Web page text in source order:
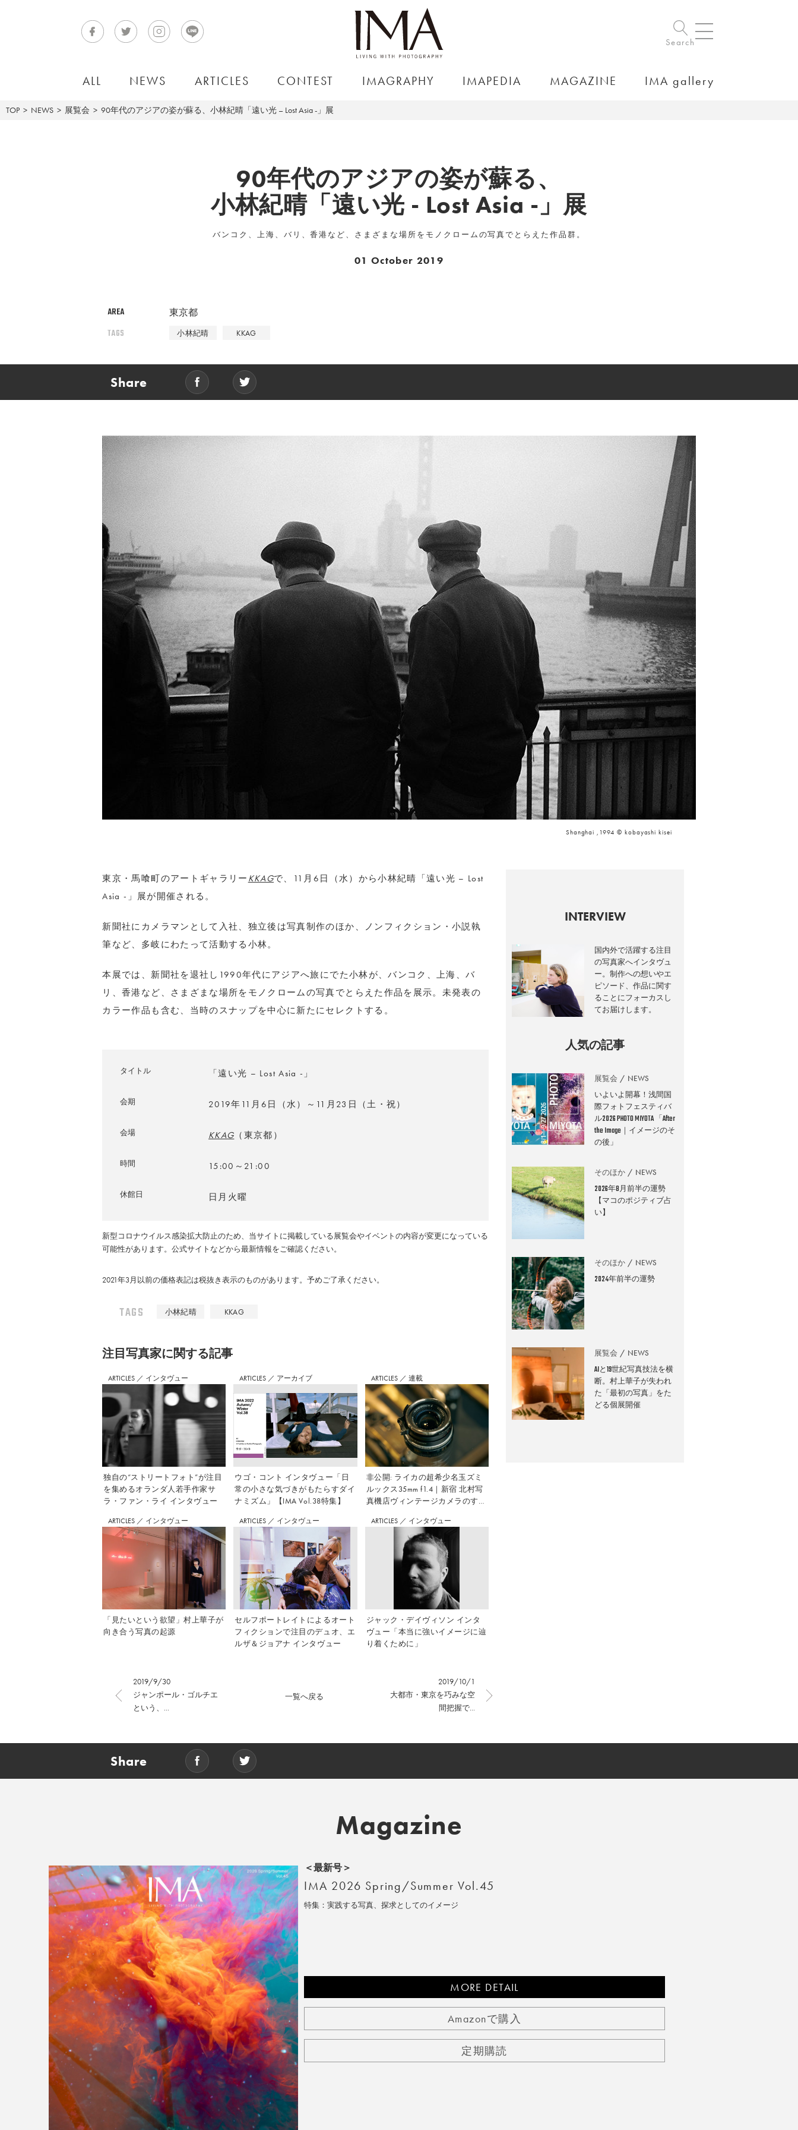
Search
ALL NEWS ARTICLES CONTEST IMAGRAPHY IMAPEDIA MAGAZINE IMA gallery
TOP NEWS 展覧会 90年代のアジアの姿が蘇る、小林紀晴「遠い光 – Lost Asia -」展
90年代のアジアの姿が蘇る、
小林紀晴「遠い光 - Lost Asia -」展
バンコク、上海、バリ、香港など、さまざまな場所をモノクロームの写真でとらえた作品群。
01 October 2019
AREA 東京都
TAGS 小林紀晴 KKAG
Share
Shanghai ,1994 © kobayashi kisei
東京・馬喰町のアートギャラリー KKAGで、11月6日（水）から小林紀晴「遠い光 – Lost
Asia -」展が開催される。
新聞社にカメラマンとして入社、独立後は写真制作のほか、ノンフィクション・小説執
筆など、多岐にわたって活動する小林。
本展では、新聞社を退社し1990年代にアジアへ旅にでた小林が、バンコク、上海、バ
リ、香港など、さまざまな場所をモノクロームの写真でとらえた作品を展示。未発表の
カラー作品も含む、当時のスナップを中心に新たにセレクトする。
タイトル 「遠い光 – Lost Asia -」
会期 2019年11月6日（水）～11月23日（土・祝）
会場 KKAG （東京都）
時間 15:00～21:00
休館日 日月火曜
新型コロナウイルス感染拡大防止のため、当サイトに掲載している展覧会やイベントの内容が変更になっている
可能性があります。公式サイトなどから最新情報をご確認ください。
2021年3月以前の価格表記は税抜き表示のものがあります。予めご了承ください。
TAGS 小林紀晴 KKAG
注⽬写真家に関する記事
ARTICLES ／ インタヴュー
独自の“ストリートフォト”が注目
を集めるオランダ人若手作家サ
ラ・ファン・ライ インタヴュー
ARTICLES ／ アーカイブ
ウゴ・コント インタヴュー「日
常の小さな気づきがもたらすダイ
ナミズム」【IMA Vol.38特集】
ARTICLES ／ 連載
非公開: ライカの超希少名玉ズミ
ルックス35mm f1.4｜新宿 北村写
真機店ヴィンテージカメラのすす
ARTICLES ／ インタヴュー
「見たいという欲望」村上華子が
向き合う写真の起源
ARTICLES ／ インタヴュー
セルフポートレイトによるオート
フィクションで注目のデュオ、エ
ルザ＆ジョアナ インタヴュー
ARTICLES ／ インタヴュー
ジャック・デイヴィソン インタ
ヴュー「本当に強いイメージに辿
り着くために」
2019/9/30
ジャンポール・ゴルチエ
という、...
2019/10/1
大都市・東京を巧みな空
間把握で...
一覧へ戻る
INTERVIEW
国内外で活躍する注目
の写真家へインタヴュ
ー。制作への想いやエ
ピソード、作品に関す
ることにフォーカスし
てお届けします。
人気の記事
展覧会 NEWS
いよいよ開幕！浅間国
際フォトフェスティバ
ル2026 PHOTO MIYOTA 「After
the Image｜イメージのそ
の後」
そのほか NEWS
2026年8月前半の運勢
【マコのポジティブ占
い】
そのほか NEWS
2024年前半の運勢
展覧会 NEWS
AIと19世紀写真技法を横
断。村上華子が失われ
た「最初の写真」をた
どる個展開催
Share
Magazine
>>全国の取り扱い店舗
＜最新号＞
IMA 2026 Spring/Summer Vol.45
特集：実践する写真、探求としてのイメージ
MORE DETAIL
Amazonで購入
定期購読